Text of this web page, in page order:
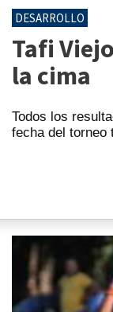
DESARROLLO
Tafi
la cima
Todos los
fecha del torneo